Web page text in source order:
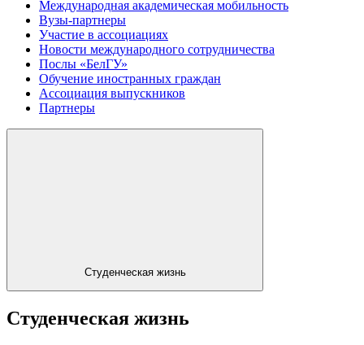
Международная академическая мобильность
Вузы-партнеры
Участие в ассоциациях
Новости международного сотрудничества
Послы «БелГУ»
Обучение иностранных граждан
Ассоциация выпускников
Партнеры
Студенческая жизнь
Студенческая жизнь